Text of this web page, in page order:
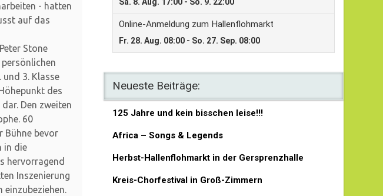
- hatten
auf das
Stone
3. Klasse
des
Den zweiten
60
Bühne bevor
in die
hervorragend
Inszenierung
einzubeziehen.
Neueste Beiträge:
125 Jahre und kein bisschen leise!!!
Africa – Songs & Legends
Herbst-Hallenflohmarkt in der Gersprenzhalle
Kreis-Chorfestival in Groß-Zimmern